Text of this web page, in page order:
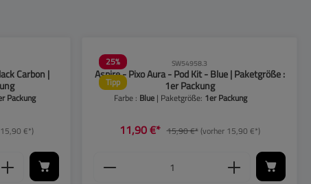
Anzahl zu erhöhen oder zu reduzieren.
die Schaltflächen, um die Anzahl
Carbon |
Packung
€*)
den gewünschten Wert ein oder benutze
25%
Tipp
SW54958.3
Aspire - Pixo Aura - Pod Kit - Blue | Paketgröße :
1er Packung
Farbe : Blue | Paketgröße: 1er Packung
11,90 €* 15,90 €*(vorher 15,90 €*)
Produkt Anzahl: Gib den